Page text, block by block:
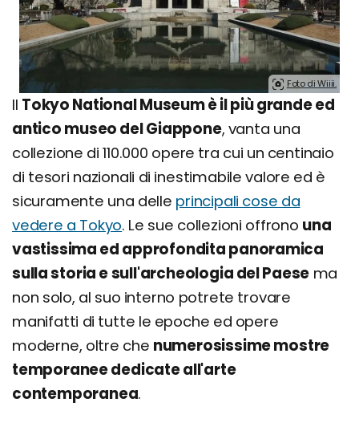
Foto di Wiiii.
Il Tokyo National Museum è il più grande ed
antico museo del Giappone, vanta una
collezione di 110.000 opere tra cui un centinaio
di tesori nazionali di inestimabile valore ed è
sicuramente una delle principali cose da
vedere a Tokyo. Le sue collezioni offrono una
vastissima ed approfondita panoramica
sulla storia e sull'archeologia del Paese ma
non solo, al suo interno potrete trovare
manifatti di tutte le epoche ed opere
moderne, oltre che numerosissime mostre
temporanee dedicate all'arte
contemporanea.